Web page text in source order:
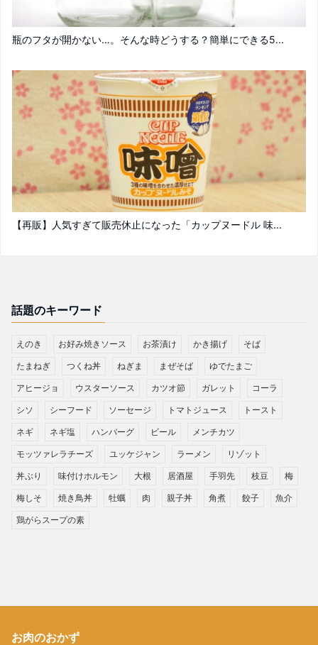
瓶のフタが開かない…。そんな時どうする？簡単にできる5...
【再販】人気すぎて販売休止になった「カップヌードル 味...
話題のキーワード
えのき お好み焼きソース お茶漬け かき揚げ そば
たまねぎ つくね丼 ねぎま まぜそば ゆでたまご
アヒージョ ウスターソース カツオ節 ガレット コーラ
シソ シーフード ソーセージ トマトジュース トースト
ネギ ネギ塩 ハンバーグ ビール メンチカツ
モッツァレラチーズ ユッケジャン ラーメン リゾット
丼ぶり 味付けホルモン 大根 居酒屋 手羽先 枝豆 梅
梅しそ 焼き鳥丼 牡蠣 肉 親子丼 角煮 餃子 魚介
鶏がらスープの素
お肉のおかず